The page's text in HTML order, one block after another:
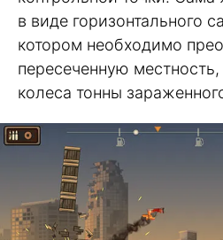
в виде горизонтального
котором необходимо
пересеченную
колеса тонны